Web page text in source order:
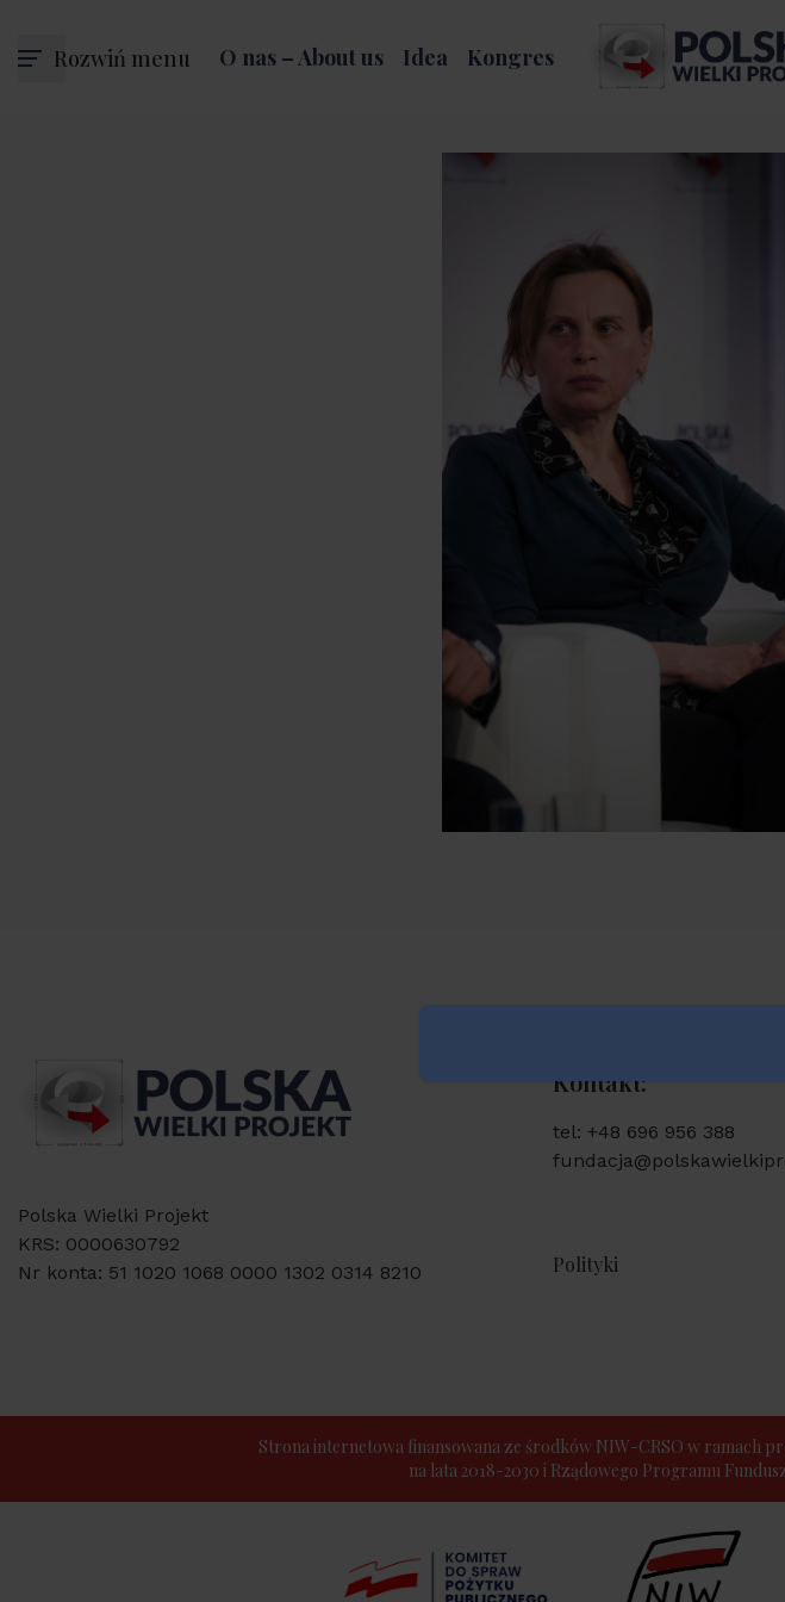
Rozwiń menu O nas – About us Idea Kongres
Polska Wielki Projekt
KRS: 0000630792
Nr konta: 51 1020 1068 0000 1302 0314 8210
Kontakt:
tel: +48 696 956 388
Polityki
Strona internetowa finansowana ze środków NIW-CRSO w ramach
na lata 2018-2030 i Rządowego Programu